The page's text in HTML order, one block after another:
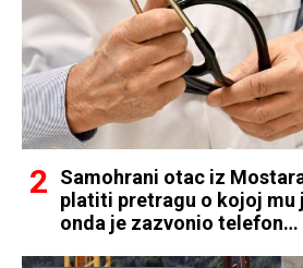
Samohrani otac iz
platiti pretragu o kojoj mu
onda je zazvonio telefon…